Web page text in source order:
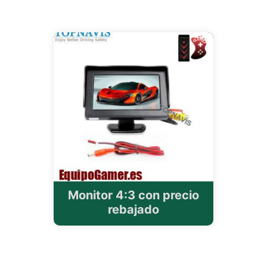
Monitor 4:3 con precio
rebajado